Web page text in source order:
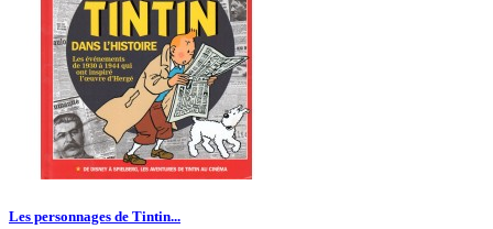
Les personnages de Tintin...